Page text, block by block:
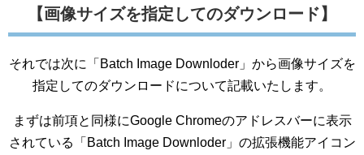
【画像サイズを指定してのダウンロード】
それでは次に「Batch Image Downloder」から画像サイズを
指定してのダウンロードについて記載いたします。
まずは前項と同様にGoogle Chromeのアドレスバーに表示
されている「Batch Image Downloder」の拡張機能アイコン